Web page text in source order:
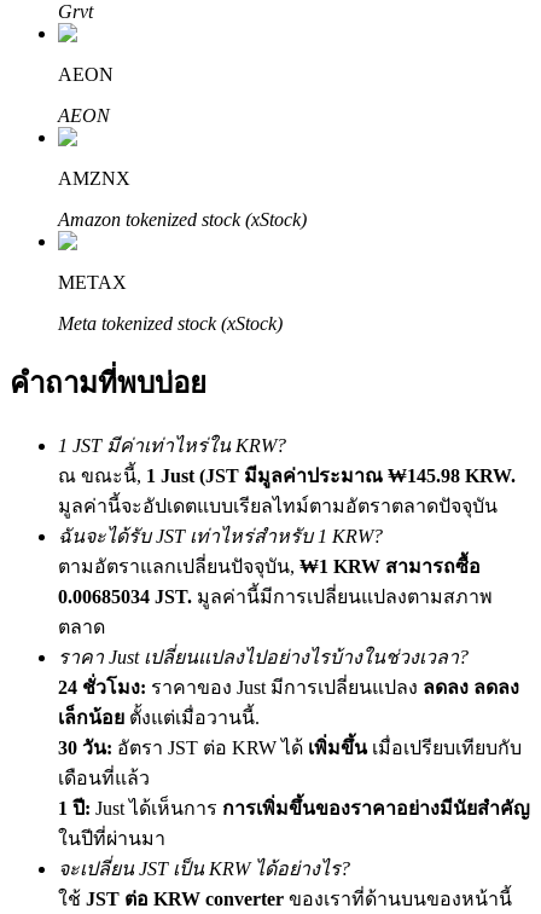
พันธมิตร Bitrue
มากถึง 65% คอมมิชชั่น!
เชิญเพื่อนเพื่อรับรางวัลเงินสด
BTC Welcome Rewards
BTC Welcome Rewards
Deposit & Trade BTC to Share 25000 USDT prize pool!
Deposit CASHCAT & Win
Grvt
AEON
AEON
AMZNX
Amazon tokenized stock (xStock)
METAX
Meta tokenized stock (xStock)
คำถามที่พบบ่อย
1 JST มีค่าเท่าไหร่ใน KRW?
ณ ขณะนี้, 1 Just (JST มีมูลค่าประมาณ ₩145.98 KRW.
มูลค่านี้จะอัปเดตแบบเรียลไทม์ตามอัตราตลาดปัจจุบัน
ฉันจะได้รับ JST เท่าไหร่สำหรับ 1 KRW?
ตามอัตราแลกเปลี่ยนปัจจุบัน, ₩1 KRW สามารถซื้อ
0.00685034 JST. มูลค่านี้มีการเปลี่ยนแปลงตามสภาพ
ตลาด
ราคา Just เปลี่ยนแปลงไปอย่างไรบ้างในช่วงเวลา?
24 ชั่วโมง: ราคาของ Just มีการเปลี่ยนแปลง ลดลง ลดลง
เล็กน้อย ตั้งแต่เมื่อวานนี้.
30 วัน: อัตรา JST ต่อ KRW ได้ เพิ่มขึ้นเมื่อเปรียบเทียบกับ
เดือนที่แล้ว
1 ปี: Just ได้เห็นการ การเพิ่มขึ้นของราคาอย่างมีนัยสำคัญ
ในปีที่ผ่านมา
จะเปลี่ยน JST เป็น KRW ได้อย่างไร?
ใช้ JST ต่อ KRW converter ของเราที่ด้านบนของหน้านี้